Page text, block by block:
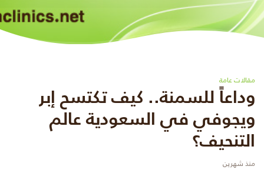
مقالات عامة
وداعاً للسمنة.. كيف تكتسح إبر
ويجوفي في السعودية عالم
التنحيف؟
منذ شهرين